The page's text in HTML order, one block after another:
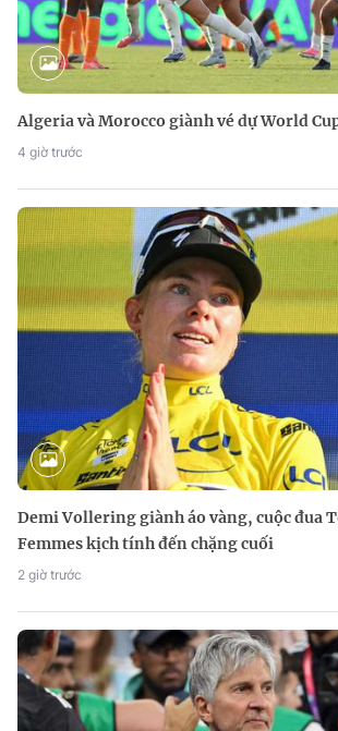
Algeria và Morocco giành vé dự World
4 giờ trước
Demi Vollering giành áo vàng, cuộc đua
Femmes kịch tính đến chặng cuối
2 giờ trước